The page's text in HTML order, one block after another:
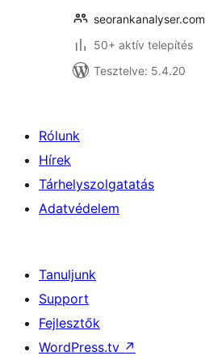
seorankanalyser.com
50+ aktív telepítés
Tesztelve: 5.4.20
Rólunk
Hírek
Tárhelyszolgatatás
Adatvédelem
Tanuljunk
Support
Fejlesztők
WordPress.tv ↗